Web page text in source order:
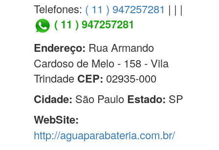
Telefones: ( 11 ) 947257281 | | |
( 11 ) 947257281
Endereço: Rua Armando
Cardoso de Melo - 158 - Vila
Trindade CEP: 02935-000
Cidade: São Paulo Estado: SP
WebSite:
http://aguaparabateria.com.br/